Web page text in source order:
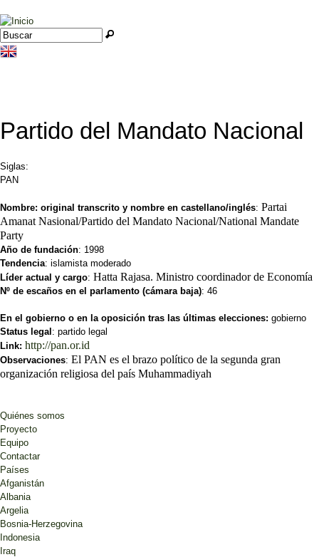
Jump to navigation
Formulario de búsqueda
Buscar
Partido del Mandato Nacional
Siglas:
PAN
Nombre: original transcrito y nombre en castellano/inglés: Partai
Amanat Nasional/Partido del Mandato Nacional/National Mandate
Party
Año de fundación: 1998
Tendencia: islamista moderado
Líder actual y cargo: Hatta Rajasa. Ministro coordinador de Economía
Nº de escaños en el parlamento (cámara baja): 46
En el gobierno o en la oposición tras las últimas elecciones: gobierno
Status legal : partido legal
Link: http://pan.or.id
Observaciones: El PAN es el brazo político de la segunda gran
organización religiosa del país Muhammadiyah
Quiénes somos
Proyecto
Equipo
Contactar
Países
Afganistán
Albania
Argelia
Bosnia-Herzegovina
Indonesia
Iraq